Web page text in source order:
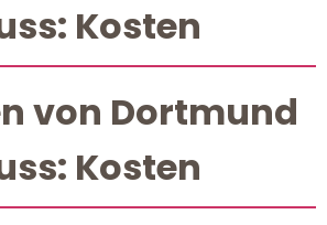
Kosten
von Dortmund
Kosten